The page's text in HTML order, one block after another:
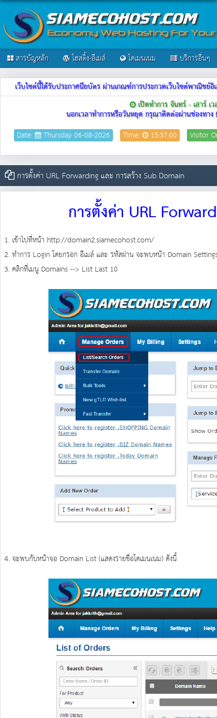
สารบัญหลัก โฮสติ้ง-อีเมล์ โดเมนเนม บริการอื่นๆ
เว็บไซต์นี้ได้รับประกาศนียบัตร ผ่านเกณฑ์การประกวดเว็บไซต์พาณิช
เปิดทำการ จันทร์ - เสาร์
นอกเวลาทำการหรือวันหยุด กรุณาติดต่อผ่านช่องทาง
Date: Thursday 06-08-2026 Time: 15:37:00 Visitor
การตั้งค่า URL Forwarding และ การสร้าง Sub Domain
การตั้งค่า URL
1. เข้าไปที่หน้า http://domain2.siamecohost.com/
2. ทำการ Login โดยกรอก อีเมล์ และ รหัสผ่าน จะพบหน้า Domain
3. คลิกที่เมนู Domains --> List Last 10
4. จะพบกับหน้าจอ Domain List (แสดงรายชื่อโดเมนเนม) ดังนี้